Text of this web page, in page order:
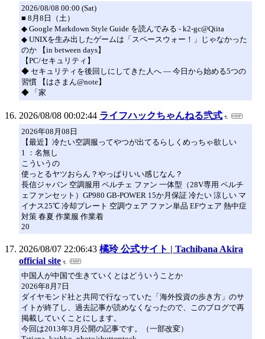
2026/08/08 00:00 (Sat)
■ 8月8日（土）
◆ Google Markdown Style Guide を読んでみる - k2-gc@Qiita
◆ UNIXを生み出したゲームは「スペースウォー！」じゃなかった
のか 【in between days】
【PC/セキュリティ】
◆ セキュリティを後回しにしてきた人へ — 今日から始める5つの
習慣 【はさまん@note】
◆ 「家
2026/08/08 00:02:44 ライフハックちゃんねる弐式
2026年08月08日
【最近】冷たい空調服ってやつが出てるらしくめっちゃ欲しい
1 ：名無し
こういうの
使っとるヤツおらん？やっぱりいい感じなん？
長信ジャパン 空調服用 ペルチェ ファン 一体型（28V専用 ペルチ
ェファンセット）GP980 GB-POWER 15か月保証 冷たい 涼しい マ
イナス25℃ 冷却プレート 空調ウェア ファン単品 EFウェア 熱中症
対策 春夏 作業服 作業着
20
2026/08/07 22:06:43 橘玲 公式サイト | Tachibana Akira
official site
中国人が中国で生きていくとはどういうことか
2026年8月7日
ダイヤモンド社と共同で行なっていた「海外投資の歩き方」のサ
イトが終了し、過去記事が読めなくなったので、このブログで再
掲載していくことにします。
今回は2013年3月公開の記事です。（一部改変）